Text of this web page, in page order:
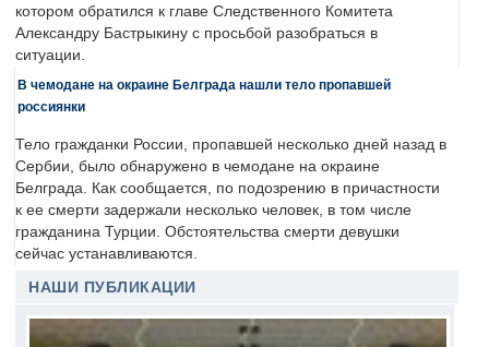
котором обратился к главе Следственного Комитета
Александру Бастрыкину с просьбой разобраться в
ситуации.
В чемодане на окраине Белграда нашли тело пропавшей
россиянки
Тело гражданки России, пропавшей несколько дней назад в
Сербии, было обнаружено в чемодане на окраине
Белграда. Как сообщается, по подозрению в причастности
к ее смерти задержали несколько человек, в том числе
гражданина Турции. Обстоятельства смерти девушки
сейчас устанавливаются.
НАШИ ПУБЛИКАЦИИ